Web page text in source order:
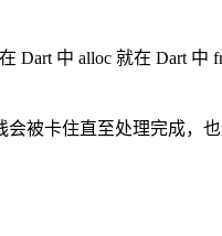
中 alloc 就在 Dart 中
被卡住直至处理完成，